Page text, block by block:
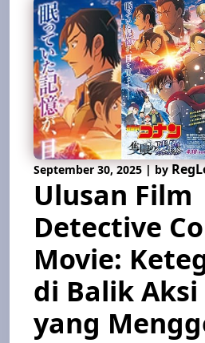
September 30, 2025 | by
Ulusan Film
Detective
Movie:
di Balik Aksi
yang